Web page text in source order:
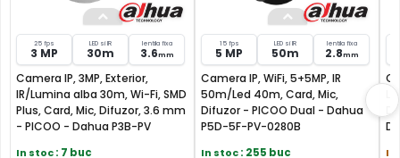
25 fps
3 MP
LED si IR
30m
lentila fixa
3.6mm
Camera IP, 3MP, Exterior,
IR/Lumina alba 30m, Wi-Fi, SMD
Plus, Card, Mic, Difuzor, 3.6 mm
- PICOO - Dahua P3B-PV
In stoc: 7 buc
15 fps
5 MP
LED si IR
50m
lentila fixa
2.8mm
Camera IP, WiFi, 5+5MP, IR
50m/Led 40m, Card, Mic,
Difuzor - PICOO Dual - Dahua
P5D-5F-PV-0280B
In stoc: 255 buc In